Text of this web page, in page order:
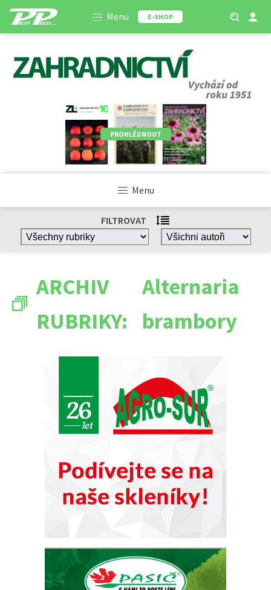
Menu E-SHOP
PROHLÉDNOUT
Menu
FILTROVAT
ARCHIV
RUBRIKY:
Alternaria
brambory